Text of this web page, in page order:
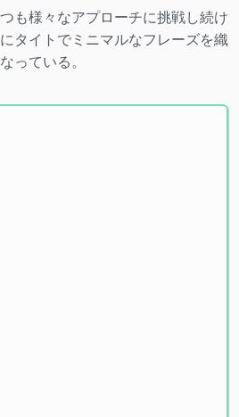
も様々なアプローチに挑戦し続け
タイトでミニマルなフレーズを織
っている。